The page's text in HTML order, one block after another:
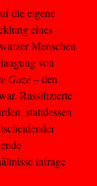
die eigene
eines
Menschen
von
Gaze– den
Rassifizierte
stattdessen
infrage